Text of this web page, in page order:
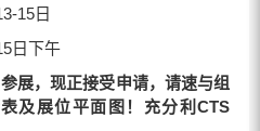
15日
日下午
展，现正接受申请，请速与组
及展位平面图！充分利CTS